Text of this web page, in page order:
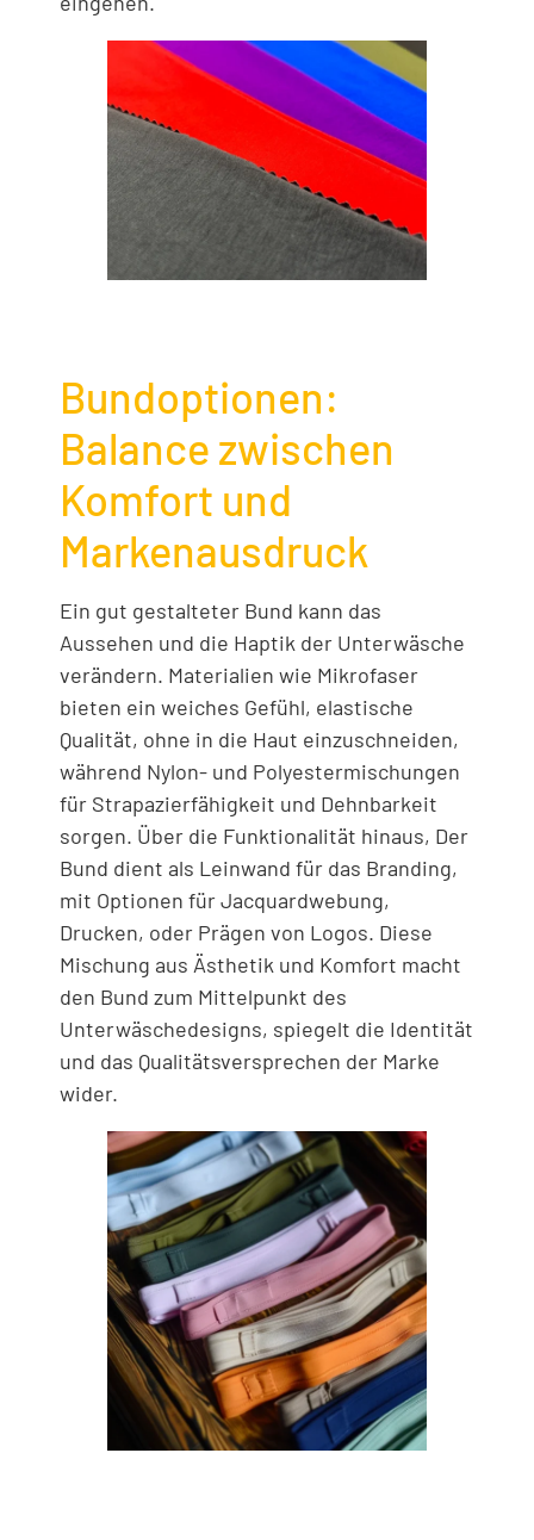
Bundoptionen:
Balance zwischen
Komfort und
Markenausdruck
Ein gut gestalteter Bund kann das
Aussehen und die Haptik der Unterwäsche
verändern. Materialien wie Mikrofaser
bieten ein weiches Gefühl, elastische
Qualität, ohne in die Haut einzuschneiden,
während Nylon- und Polyestermischungen
für Strapazierfähigkeit und Dehnbarkeit
sorgen. Über die Funktionalität hinaus, Der
Bund dient als Leinwand für das Branding,
mit Optionen für Jacquardwebung,
Drucken, oder Prägen von Logos. Diese
Mischung aus Ästhetik und Komfort macht
den Bund zum Mittelpunkt des
Unterwäschedesigns, spiegelt die Identität
und das Qualitätsversprechen der Marke
wider.